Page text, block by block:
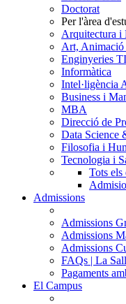
Doctorat
Per l'àrea
Arquitectura i
Art,
Enginyeries
Informàtica
Intel·ligència
Business i
MBA
Direcció de
Data Science
Filosofia i
Tecnologia i
Tots els
Admissions
Admissions
Admissions
Admissions
FAQs | La
Pagaments
El Campus